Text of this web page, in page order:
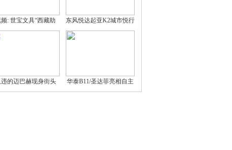
: 世宝文具“西藏助
学”万里行发车仪式
东风悦达起亚K2城市悦行
派（预热片）
违的迈巴赫现身街头
华泰B11/圣达菲亮相自主
品牌车展